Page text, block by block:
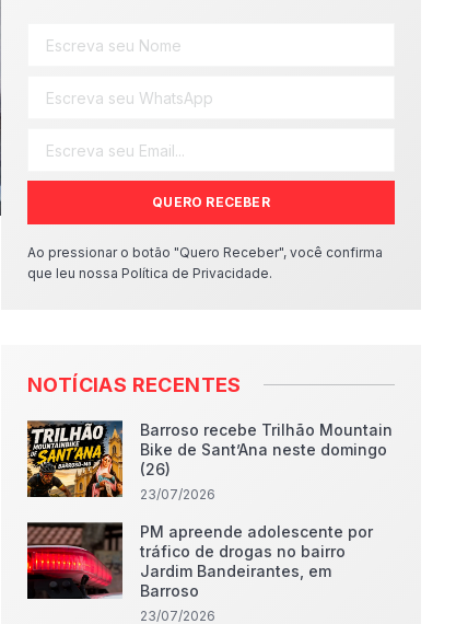
QUERO RECEBER
Ao pressionar o botão "Quero Receber", você confirma
que leu nossa Política de Privacidade.
NOTÍCIAS RECENTES
Barroso recebe Trilhão Mountain
Bike de Sant’Ana neste domingo
(26)
23/07/2026
PM apreende adolescente por
tráfico de drogas no bairro
Jardim Bandeirantes, em
Barroso
23/07/2026